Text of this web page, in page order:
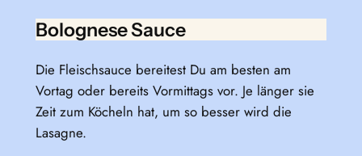
Bolognese Sauce
Die Fleischsauce bereitest Du am besten am
Vortag oder bereits Vormittags vor. Je länger sie
Zeit zum Köcheln hat, um so besser wird die
Lasagne.